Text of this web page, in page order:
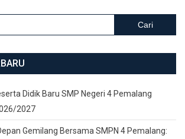
untuk:
Didik Baru SMP Negeri 4 Pemalang
2027
Gemilang Bersama SMPN 4 Pemalang: